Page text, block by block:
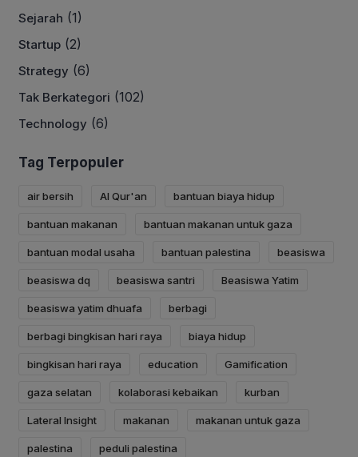
Sejarah (1)
Startup (2)
Strategy (6)
Tak Berkategori (102)
Technology (6)
Tag Terpopuler
air bersih Al Qur'an bantuan biaya hidup
bantuan makanan bantuan makanan untuk gaza
bantuan modal usaha bantuan palestina beasiswa
beasiswa dq beasiswa santri Beasiswa Yatim
beasiswa yatim dhuafa berbagi
berbagi bingkisan hari raya biaya hidup
bingkisan hari raya education Gamification
gaza selatan kolaborasi kebaikan kurban
Lateral Insight makanan makanan untuk gaza
palestina peduli palestina